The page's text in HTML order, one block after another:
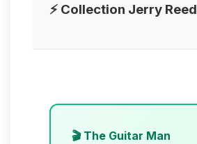
⚡ Collection Jerry Reed
🎬 The Guitar Man